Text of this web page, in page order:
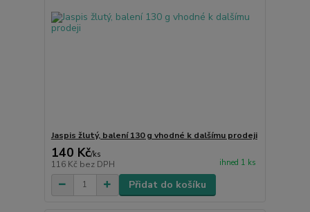
Jaspis žlutý, balení 130 g vhodné k dalšímu prodeji
140 Kč/ks
116 Kč bez DPH ihned 1 ks
Přidat do košíku